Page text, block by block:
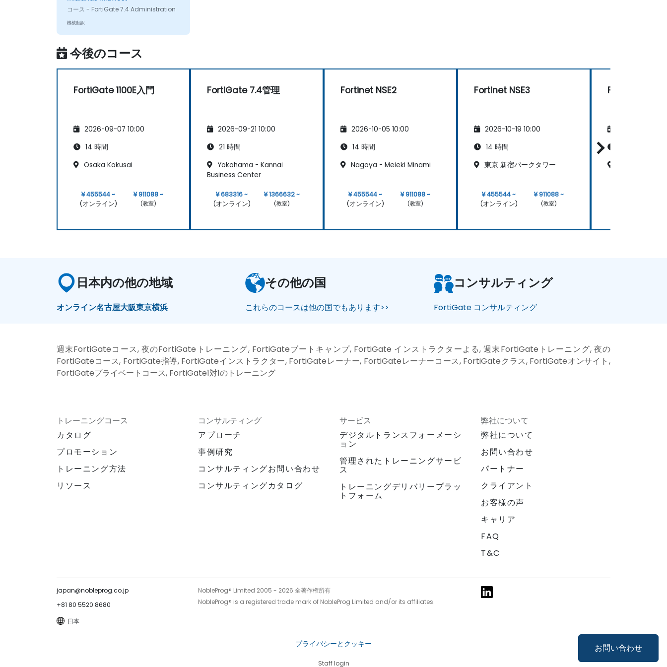
お問い合わせ
コース - FortiGate 7.4 Administration
機械翻訳
今後のコース
FortiGate 1100E入門
2026-09-07 10:00
14 時間
Osaka Kokusai
¥ 455544 ~
(オンライン)
¥ 911088 ~
(教室)
FortiGate 7.4管理
2026-09-21 10:00
21 時間
Yokohama - Kannai
Business Center
¥ 683316 ~
(オンライン)
¥ 1366632 ~
(教室)
Fortinet NSE2
2026-10-05 10:00
14 時間
Nagoya - Meieki Minami
¥ 455544 ~
(オンライン)
¥ 911088 ~
(教室)
Fortinet NSE3
2026-10-19 10:00
14 時間
東京 新宿パークタワー
¥ 455544 ~
(オンライン)
¥ 911088 ~
(教室)
Fortinet NSE3
日本内の他の地域
オンライン名古屋大阪東京横浜
その他の国
これらのコースは他の国でもあります>>
コンサルティング
FortiGate コンサルティング
週末FortiGateコース, 夜のFortiGateトレーニング, FortiGateブートキャンプ, FortiGate インストラクターよる, 週末FortiGateトレーニング, 夜の
FortiGateコース, FortiGate指導, FortiGateインストラクター, FortiGateレーナー, FortiGateレーナーコース, FortiGateクラス, FortiGateオンサイト,
FortiGateプライベートコース, FortiGate1対1のトレーニング
トレーニングコース
カタログ
プロモーション
トレーニング方法
リソース
コンサルティング
アプローチ
事例研究
コンサルティングお問い合わせ
コンサルティングカタログ
サービス
デジタルトランスフォーメーシ
ョン
管理されたトレーニングサービ
ス
トレーニングデリバリープラッ
トフォーム
弊社について
弊社について
お問い合わせ
パートナー
クライアント
お客様の声
キャリア
FAQ
T&C
japan@nobleprog.co.jp
+81 80 5520 8680
日本
NobleProg® Limited 2005 - 2026 全著作権所有
NobleProg® is a registered trade mark of NobleProg Limited and/or its affiliates.
プライバシーとクッキー
Staff login